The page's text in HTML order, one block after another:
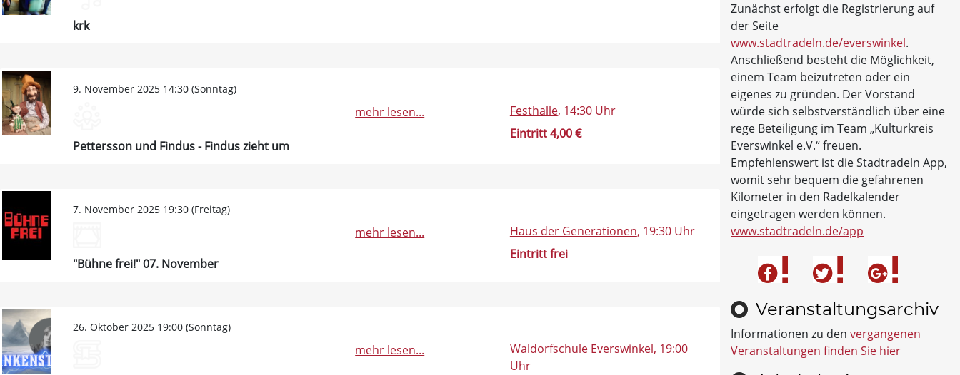
krk
9. November 2025 14:30 (Sonntag)
Pettersson und Findus - Findus zieht um
mehr lesen... Festhalle, 14:30 Uhr
Eintritt 4,00 €
7. November 2025 19:30 (Freitag)
"Bühne frei!" 07. November
mehr lesen... Haus der Generationen, 19:30 Uhr
Eintritt frei
26. Oktober 2025 19:00 (Sonntag)
mehr lesen... Waldorfschule Everswinkel, 19:00
Uhr
Zunächst erfolgt die Registrierung auf
der Seite
www.stadtradeln.de/everswinkel.
Anschließend besteht die Möglichkeit,
einem Team beizutreten oder ein
eigenes zu gründen. Der Vorstand
würde sich selbstverständlich über eine
rege Beteiligung im Team „Kulturkreis
Everswinkel e.V.“ freuen.
Empfehlenswert ist die Stadtradeln App,
womit sehr bequem die gefahrenen
Kilometer in den Radelkalender
eingetragen werden können.
www.stadtradeln.de/app
Veranstaltungsarchiv
Informationen zu den vergangenen
Veranstaltungen finden Sie hier